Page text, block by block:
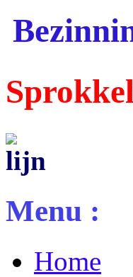
Menu :
Home